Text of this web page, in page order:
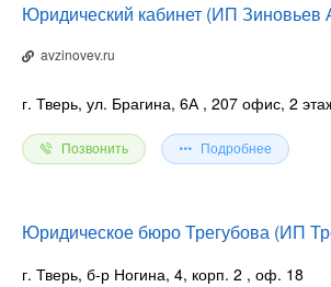
Юридический кабинет (ИП Зиновьев
avzinovev.ru
г. Тверь, ул. Брагина, 6А , 207 офис, 2
Позвонить Подробнее
Юридическое бюро Трегубова (ИП
г. Тверь, б-р Ногина, 4, корп. 2 , оф. 18